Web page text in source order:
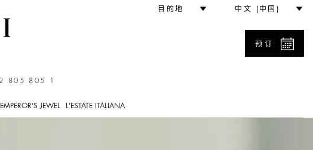
Hotel Roma docufilm
目的地 中文 (中国)
805 805 1
预订
JEWEL L'ESTATE ITALIANA